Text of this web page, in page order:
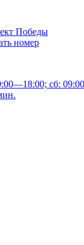
Победы
номер
сб: